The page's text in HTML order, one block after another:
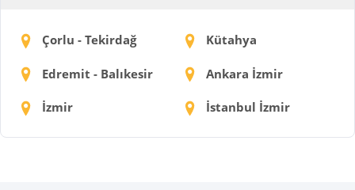
Çorlu - Tekirdağ Kütahya
Edremit - Balıkesir Ankara İzmir
İzmir İstanbul İzmir